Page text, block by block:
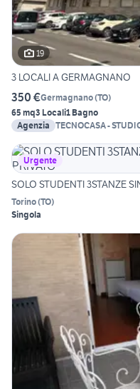
19
3 LOCALI A GERMAGNANO
350 €Germagnano(TO)
65 mq3 Locali1 Bagno
Agenzia TECNOCASA -
Urgente
SOLO STUDENTI 3STANZE
Torino(TO)
Singola